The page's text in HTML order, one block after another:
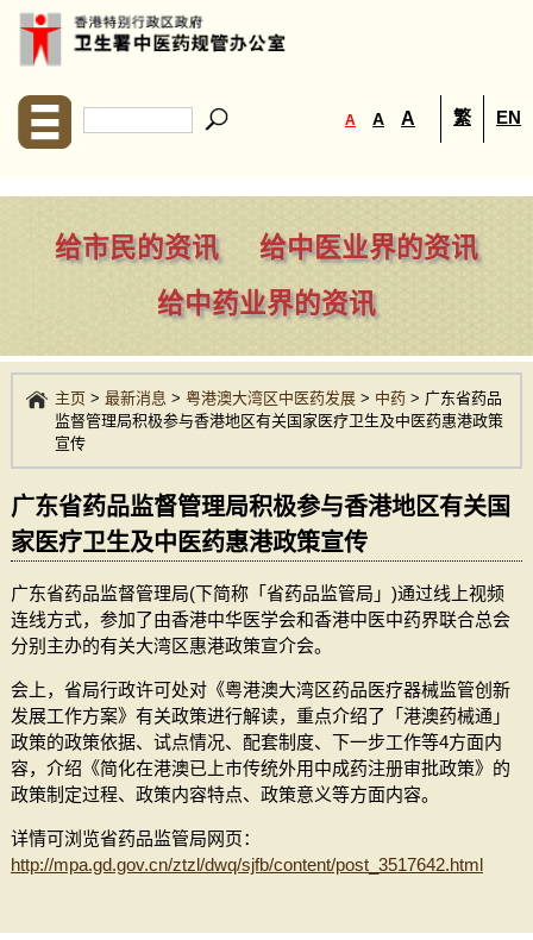
A A A 繁 EN
给市民的资讯
给中医业界的资讯
给中药业界的资讯
主页> 最新消息 > 粤港澳大湾区中医药发展> 中药> 广东省药品
监督管理局积极参与香港地区有关国家医疗卫生及中医药惠港政策
宣传
广东省药品监督管理局积极参与香港地区有关国
家医疗卫生及中医药惠港政策宣传
广东省药品监督管理局(下简称「省药品监管局」)通过线上视频
连线方式，参加了由香港中华医学会和香港中医中药界联合总会
分别主办的有关大湾区惠港政策宣介会。
会上，省局行政许可处对《粤港澳大湾区药品医疗器械监管创新
发展工作方案》有关政策进行解读，重点介绍了「港澳药械通」
政策的政策依据、试点情况、配套制度、下一步工作等4方面内
容，介绍《简化在港澳已上市传统外用中成药注册审批政策》的
政策制定过程、政策内容特点、政策意义等方面内容。
详情可浏览省药品监管局网页：
http://mpa.gd.gov.cn/ztzl/dwq/sjfb/content/post_3517642.html